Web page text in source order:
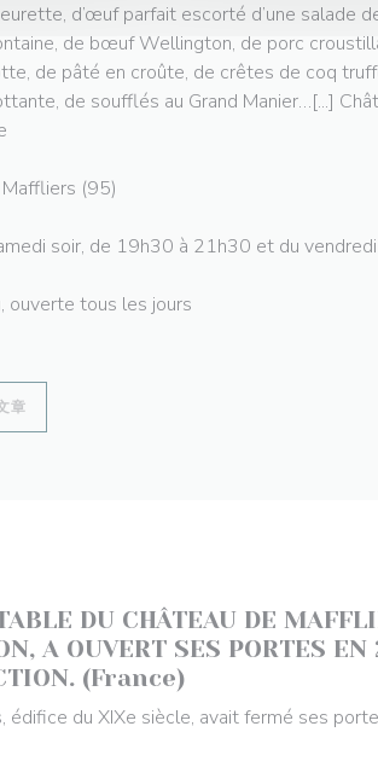
d’œuf parfait escorté d’une salade
de bœuf Wellington, de porc
de pâté en croûte, de crêtes de coq
de soufflés au Grand Manier…[...]
(95)
soir, de 19h30 à 21h30 et du
ouverte tous les jours
))章((在新窗口中打开))
DU CHÂTEAU DE
A OUVERT SES PORTES
(France)
édifice du XIXe siècle, avait fermé ses